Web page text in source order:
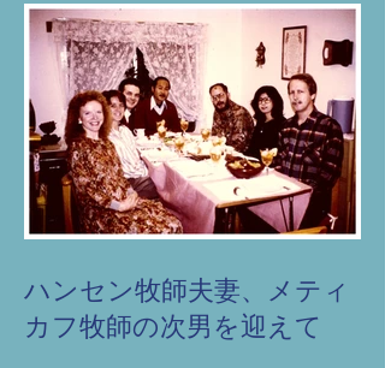
ハンセン牧師夫妻、メティ
カフ牧師の次男を迎えて